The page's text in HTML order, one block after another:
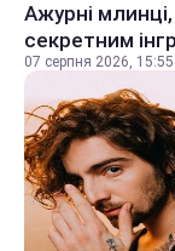
Ажурні
секретним
07 серпня 2026, 15:55